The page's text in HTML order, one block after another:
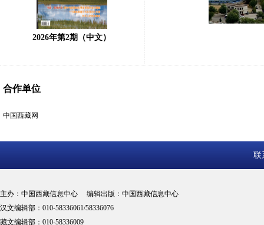
2026年第2期（中文）
合作单位
中国西藏网
联
主办：中国西藏信息中心 编辑出版：中国西藏信息中心
汉文编辑部：010-58336061/58336076
藏文编辑部：010-58336009